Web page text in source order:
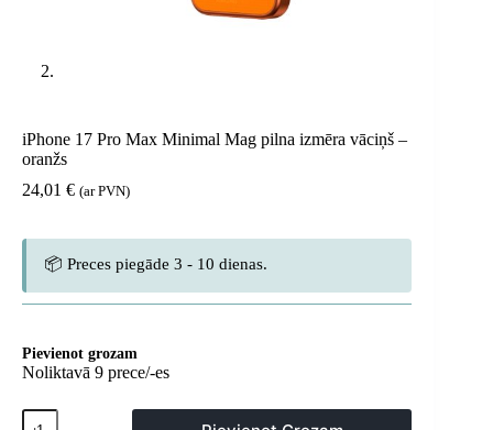
iPhone 17 Pro Max Minimal Mag pilna izmēra vāciņš –
oranžs
24,01 € (ar PVN)
📦 Preces piegāde 3 - 10 dienas.
Pievienot grozam
Noliktavā 9 prece/-es
iPhone